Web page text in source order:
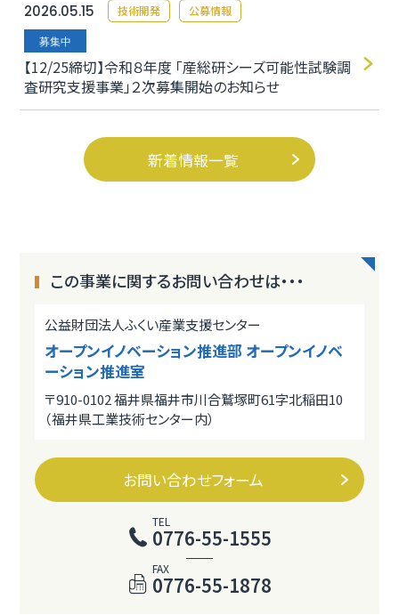
2026.05.15 技術開発 公募情報
募集中
【12/25締切】令和８年度 「産総研シーズ可能性試験調
査研究支援事業」２次募集開始のお知らせ
新着情報一覧
この事業に関するお問い合わせは・・・
公益財団法人ふくい産業支援センター
オープンイノベーション推進部 オープンイノベ
ーション推進室
〒910-0102 福井県福井市川合鷲塚町61字北稲田10
（福井県工業技術センター内）
お問い合わせフォーム
TEL
0776-55-1555
FAX
0776-55-1878